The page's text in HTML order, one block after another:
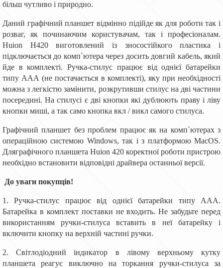
більш чутливо і природно.
Даний графічний планшет відмінно підійде як для роботи так і
розваг, як починаючим користувачам, так і професіоналам.
Huion H420 виготовлений із зносостійкого пластика і
підключається до комп`ютера через досить довгий кабель, який
йде в комплекті. Ручка-стилус працює від однієї батарейки
типу ААА (не постачається в комплекті), яку при необхідності
можна з легкістю замінити, розкрутивши стилус на дві частини
посередині. На стилусі є дві кнопки які дублюють праву і ліву
кнопки миші, а так само кнопка вкл / викл самого стилуса.
Графічний планшет без проблем працює як на комп`ютерах з
операційною системою Windows, так і з платформою MacOS.
Дляграфічного планшета Huion 420 коректної роботи пристрою
необхідно встановити відповідні драйвера останньої версії.
До уваги покупців!
1. Ручка-стилус працює від однієї батарейки типу ААА.
Батарейка в комплект поставки не входить. Не забудьте перед
використанням ручки-стилуса вставить в неї батарейку і
включити кнопку на верхній частині ручки.
2. Світлодіодний індикатор в лівому верхньому кутку
планшета реагує виключно на торкання ручки-стилуса за